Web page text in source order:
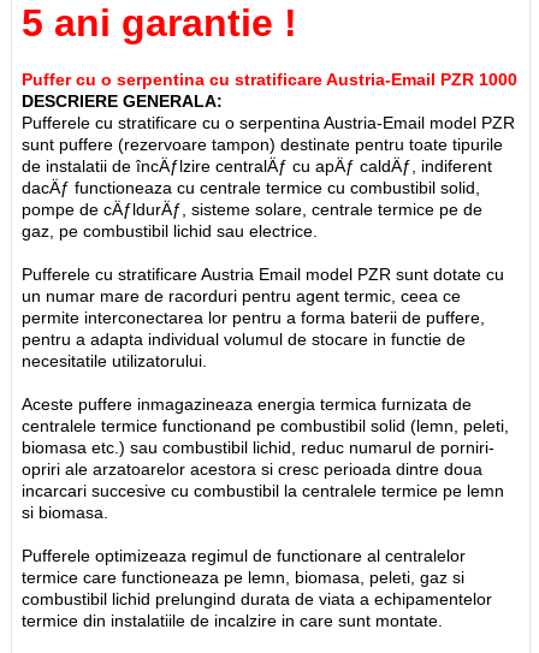
5 ani garantie !
Puffer cu o serpentina cu stratificare Austria-Email PZR 1000
DESCRIERE GENERALA:
Pufferele cu stratificare cu o serpentina Austria-Email model PZR
sunt puffere (rezervoare tampon) destinate pentru toate tipurile
de instalatii de încÄƒlzire centralÄƒ cu apÄƒ caldÄƒ, indiferent
dacÄƒ functioneaza cu centrale termice cu combustibil solid,
pompe de cÄƒldurÄƒ, sisteme solare, centrale termice pe de
gaz, pe combustibil lichid sau electrice.
Pufferele cu stratificare Austria Email model PZR sunt dotate cu
un numar mare de racorduri pentru agent termic, ceea ce
permite interconectarea lor pentru a forma baterii de puffere,
pentru a adapta individual volumul de stocare in functie de
necesitatile utilizatorului.
Aceste puffere inmagazineaza energia termica furnizata de
centralele termice functionand pe combustibil solid (lemn, peleti,
biomasa etc.) sau combustibil lichid, reduc numarul de porniri-
opriri ale arzatoarelor acestora si cresc perioada dintre doua
incarcari succesive cu combustibil la centralele termice pe lemn
si biomasa.
Pufferele optimizeaza regimul de functionare al centralelor
termice care functioneaza pe lemn, biomasa, peleti, gaz si
combustibil lichid prelungind durata de viata a echipamentelor
termice din instalatiile de incalzire in care sunt montate.